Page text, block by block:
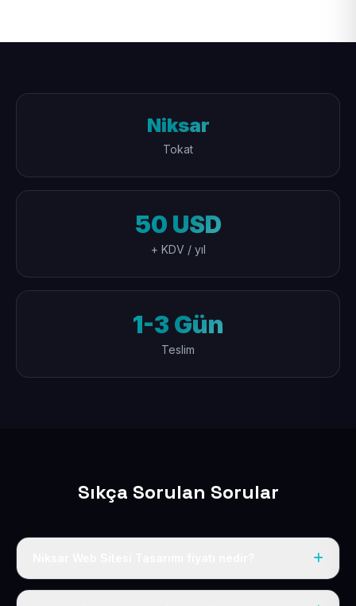
Niksar
Tokat
50 USD
+ KDV / yıl
1-3 Gün
Teslim
Sıkça Sorulan Sorular
Tek fiyat uygulanır: yıllık 50 USD + KDV. Bu bedele alan